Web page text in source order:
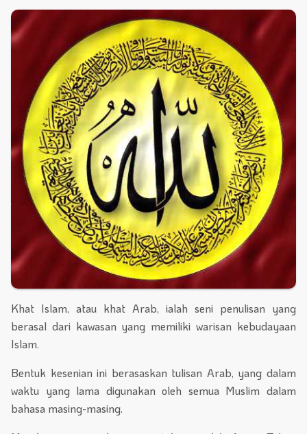
Khat Islam, atau khat Arab, ialah seni penulisan yang
berasal dari kawasan yang memiliki warisan kebudayaan
Islam.
Bentuk kesenian ini berasaskan tulisan Arab, yang dalam
waktu yang lama digunakan oleh semua Muslim dalam
bahasa masing-masing.